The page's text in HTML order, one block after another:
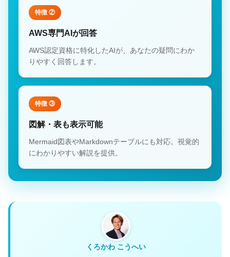
特徴 ②
AWS専門AIが回答
AWS認定資格に特化したAIが、あなたの疑問にわか
りやすく回答します。
特徴 ③
図解・表も表示可能
Mermaid図表やMarkdownテーブルにも対応。視覚的
にわかりやすい解説を提供。
くろかわ こうへい